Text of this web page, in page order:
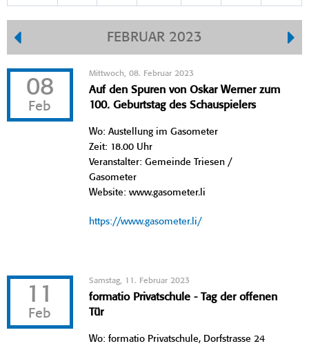
FEBRUAR 2023
08
Feb
Mittwoch, 08. Februar 2023
Auf den Spuren von Oskar Werner zum
100. Geburtstag des Schauspielers
Wo: Austellung im Gasometer
Zeit: 18.00 Uhr
Veranstalter: Gemeinde Triesen /
Gasometer
Website: www.gasometer.li
https://www.gasometer.li/
11
Feb
Samstag, 11. Februar 2023
formatio Privatschule - Tag der offenen
Tür
Wo: formatio Privatschule, Dorfstrasse 24